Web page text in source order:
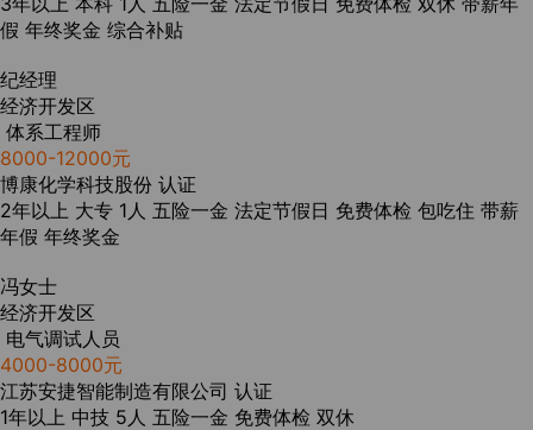
假 年终奖金 综合补贴
纪经理
经济开发区
体系工程师
8000-12000元
博康化学科技股份 认证
2年以上 大专 1人 五险一金 法定节假日 免费体检 包吃住 带薪
年假 年终奖金
冯女士
经济开发区
电气调试人员
4000-8000元
江苏安捷智能制造有限公司 认证
1年以上 中技 5人 五险一金 免费体检 双休